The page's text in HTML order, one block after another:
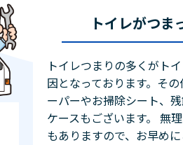
トイレがつま
トイレつまりの多くがト
因となっております。そ
ーパーやお掃除シート、
ケースもございます。 無
もありますので、お早め